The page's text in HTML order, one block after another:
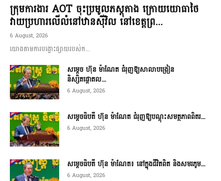
ក្រុមការងារ AOT ចុះប្រមូលភស្តុតាង ក្រោយយោធាថៃ
វាយប្រហារលើលំនៅឋានស៊ីវិល នៅខេត្តព្រ...
6 August, 2026
យោងតាមការបង្ហោះផ្សាយរបស់ក...
សម្តេច ហ៊ុន ម៉ាណែត ជំរុញឱ្យសាលាបង្រៀន
និស្សិតផ្តោតល...
6 August, 2026
សម្តេចធិបតី ហ៊ុន ម៉ាណែត ជំរុញឱ្យបណ្តុះសមត្ថភាពពិតរ...
6 August, 2026
សម្តេចធិបតី ហ៊ុន ម៉ាណែត៖ នៅក្នុងជីវិតពិត និងសមរភូម...
6 August, 2026